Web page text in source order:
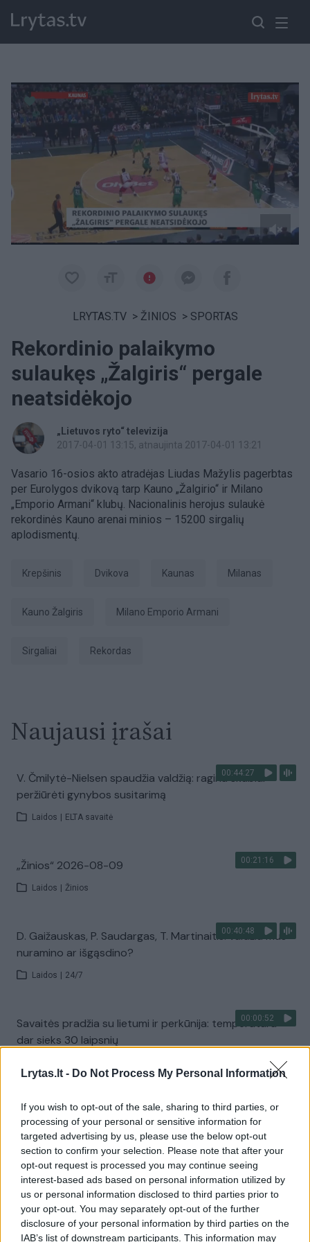
Lrytas.lt - Do Not Process My Personal Information
If you wish to opt-out of the sale, sharing to third parties, or
processing of your personal or sensitive information for
targeted advertising by us, please use the below opt-out
section to confirm your selection. Please note that after your
opt-out request is processed you may continue seeing
interest-based ads based on personal information utilized by
us or personal information disclosed to third parties prior to
your opt-out. You may separately opt-out of the further
disclosure of your personal information by third parties on the
IAB’s list of downstream participants. This information may
Paremkite Ukrainą
LRYTAS.TV > ŽINIOS > SPORTAS
Rekordinio palaikymo
sulaukęs „Žalgiris“ pergale
neatsidėkojo
„Lietuvos ryto“ televizija
2017-04-01 13:15, atnaujinta 2017-04-01 13:21
Vasario 16-osios akto atradėjas Liudas Mažylis pagerbtas
per Eurolygos dvikovą tarp Kauno „Žalgirio“ ir Milano
„Emporio Armani“ klubų. Nacionalinis herojus sulaukė
rekordinės Kauno arenai minios – 15200 sirgalių
aplodismentų.
Krepšinis dvikova Kaunas Milanas
Kauno Žalgiris Milano Emporio Armani
sirgaliai rekordas
Naujausi įrašai
00:44:27
V. Čmilytė-Nielsen spaudžia valdžią: ragina skubiai
peržiūrėti gynybos susitarimą
Laidos ELTA savaitė
00:21:16
„Žinios“ 2026-08-09
Laidos Žinios
00:40:48
D. Gaižauskas, P. Saudargas, T. Martinaitis: valdžia mus
nuramino ar išgąsdino?
Laidos 24/7
00:00:52
Savaitės pradžia su lietumi ir perkūnija: temperatūra
dar sieks 30 laipsnių
Visi įrašai
Žiūrimiausi įrašai
00:00:30
Vaizdai iš tragiškos avarijos Vilniaus r.: dviejų moterų ir